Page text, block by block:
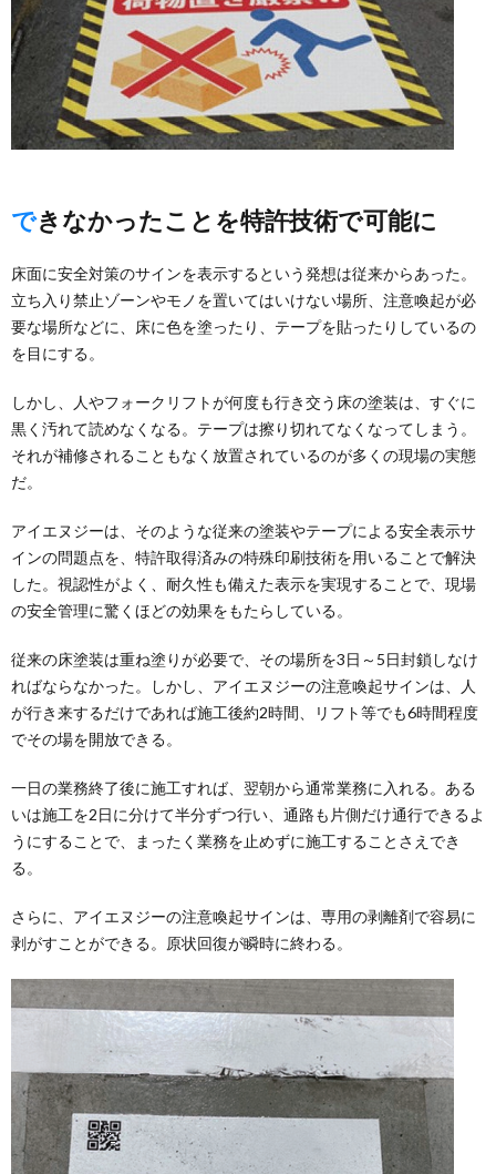
できなかったことを特許技術で可能に
床面に安全対策のサインを表示するという発想は従来からあった。
立ち入り禁止ゾーンやモノを置いてはいけない場所、注意喚起が必
要な場所などに、床に色を塗ったり、テープを貼ったりしているの
を目にする。
しかし、人やフォークリフトが何度も行き交う床の塗装は、すぐに
黒く汚れて読めなくなる。テープは擦り切れてなくなってしまう。
それが補修されることもなく放置されているのが多くの現場の実態
だ。
アイエヌジーは、そのような従来の塗装やテープによる安全表示サ
インの問題点を、特許取得済みの特殊印刷技術を用いることで解決
した。視認性がよく、耐久性も備えた表示を実現することで、現場
の安全管理に驚くほどの効果をもたらしている。
従来の床塗装は重ね塗りが必要で、その場所を3日～5日封鎖しなけ
ればならなかった。しかし、アイエヌジーの注意喚起サインは、人
が行き来するだけであれば施工後約2時間、リフト等でも6時間程度
でその場を開放できる。
一日の業務終了後に施工すれば、翌朝から通常業務に入れる。ある
いは施工を2日に分けて半分ずつ行い、通路も片側だけ通行できるよ
うにすることで、まったく業務を止めずに施工することさえでき
る。
さらに、アイエヌジーの注意喚起サインは、専用の剥離剤で容易に
剥がすことができる。原状回復が瞬時に終わる。